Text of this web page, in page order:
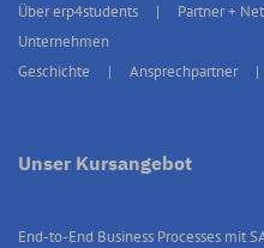
Über erp4students Partner +
Unternehmen
Geschichte
Ansprechpartner
Unser Kursangebot
End-to-End Business Processes mit